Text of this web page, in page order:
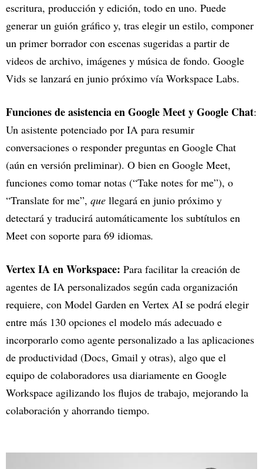
escritura, producción y edición, todo en uno. Puede
generar un guión gráfico y, tras elegir un estilo, componer
un primer borrador con escenas sugeridas a partir de
videos de archivo, imágenes y música de fondo. Google
Vids se lanzará en junio próximo vía Workspace Labs.
Funciones de asistencia en Google Meet y Google Chat:
Un asistente potenciado por IA para resumir
conversaciones o responder preguntas en Google Chat
(aún en versión preliminar). O bien en Google Meet,
funciones como tomar notas (“Take notes for me”), o
“Translate for me”, que llegará en junio próximo y
detectará y traducirá automáticamente los subtítulos en
Meet con soporte para 69 idiomas.
Vertex IA en Workspace: Para facilitar la creación de
agentes de IA personalizados según cada organización
requiere, con Model Garden en Vertex AI se podrá elegir
entre más 130 opciones el modelo más adecuado e
incorporarlo como agente personalizado a las aplicaciones
de productividad (Docs, Gmail y otras), algo que el
equipo de colaboradores usa diariamente en Google
Workspace agilizando los flujos de trabajo, mejorando la
colaboración y ahorrando tiempo.